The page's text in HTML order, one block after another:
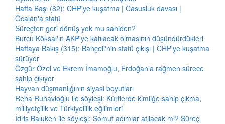
Hafta Başı (82): CHP'ye kuşatma | Casusluk davası |
Öcalan'a statü
Süreçten geri dönüş yok mu sahiden?
Burcu Köksal'ın AKP'ye katılacak olmasının düşündürdükleri
Haftaya Bakış (315): Bahçeli'nin statü çıkışı | CHP'ye kuşatma
sürüyor
Özgür Özel ve Ekrem İmamoğlu, Erdoğan'a rağmen sürece
sahip çıkıyor
Hayvan düşmanlığının siyasi boyutları
Reha Ruhavioğlu ile söyleşi: Kürtlerde kimliğe sahip çıkma,
milliyetçilik ve Türkiyelilik eğilimleri
İdris Baluken ile söyleşi: Somut adımlar atılacak mı? Süreç